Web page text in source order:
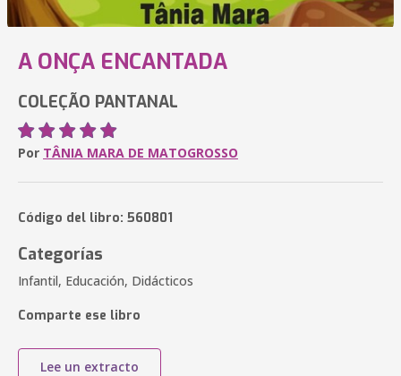
A ONÇA ENCANTADA
COLEÇÃO PANTANAL
Por TÂNIA MARA DE MATOGROSSO
Código del libro: 560801
Categorías
Infantil, Educación, Didácticos
Comparte ese libro
Lee un extracto